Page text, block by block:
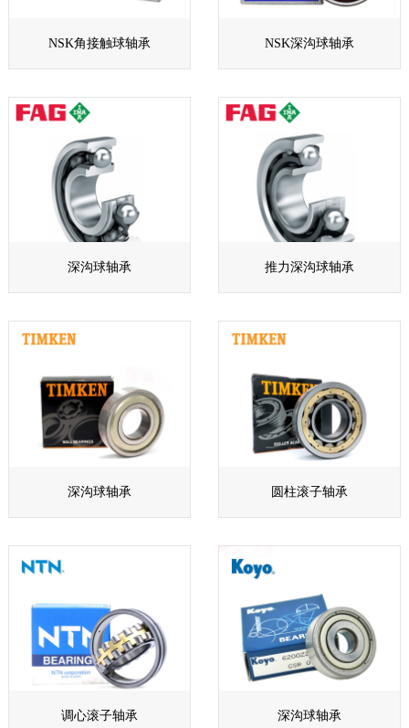
NSK角接触球轴承 NSK深沟球轴承
深沟球轴承 推力深沟球轴承
深沟球轴承 圆柱滚子轴承
调心滚子轴承 深沟球轴承